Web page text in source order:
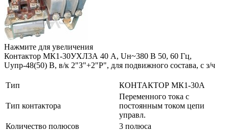
Нажмите для увеличения
Контактор МК1-30УХЛ3А 40 А, Uн~380 В 50, 60 Гц,
Uупр-48(50) В, в/к 2"З"+2"Р", для подвижного состава, с з/ч
Тип КОНТАКТОР МК1-30А
Тип контактора
Переменного тока с
постоянным током цепи
управл.
Количество полюсов
3 полюса